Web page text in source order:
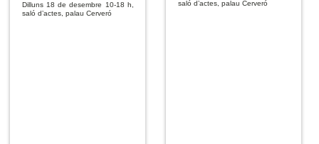
Dilluns 18 de desembre 10-18 h,
saló d’actes, palau Cerveró
saló d’actes, palau Cerveró